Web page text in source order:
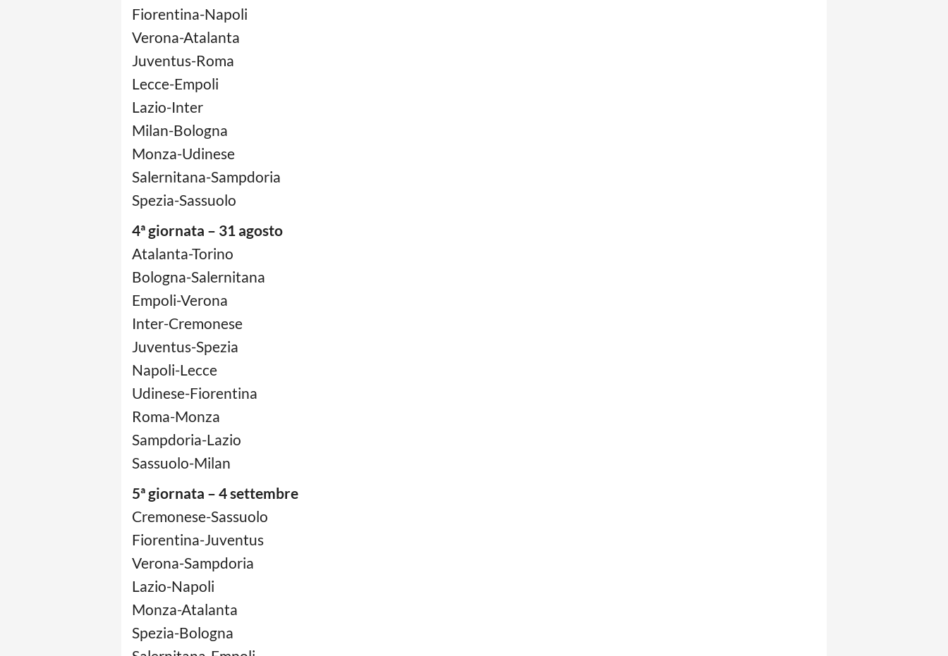
Fiorentina-Napoli
Verona-Atalanta
Juventus-Roma
Lecce-Empoli
Lazio-Inter
Milan-Bologna
Monza-Udinese
Salernitana-Sampdoria
Spezia-Sassuolo
4ª giornata – 31 agosto
Atalanta-Torino
Bologna-Salernitana
Empoli-Verona
Inter-Cremonese
Juventus-Spezia
Napoli-Lecce
Udinese-Fiorentina
Roma-Monza
Sampdoria-Lazio
Sassuolo-Milan
5ª giornata – 4 settembre
Cremonese-Sassuolo
Fiorentina-Juventus
Verona-Sampdoria
Lazio-Napoli
Monza-Atalanta
Spezia-Bologna